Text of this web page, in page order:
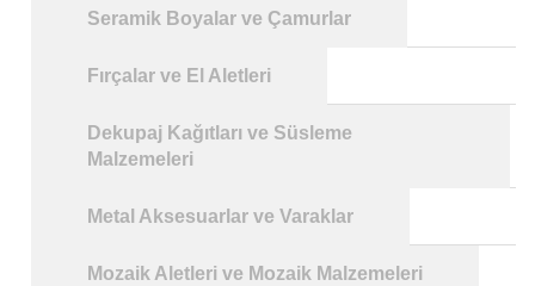
Seramik Boyalar ve Çamurlar
Fırçalar ve El Aletleri
Dekupaj Kağıtları ve Süsleme
Malzemeleri
Metal Aksesuarlar ve Varaklar
Mozaik Aletleri ve Mozaik Malzemeleri